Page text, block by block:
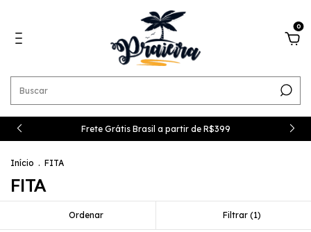
0
Frete Grátis Brasil a partir de R$399
Início . FITA
FITA
Ordenar Filtrar (1)